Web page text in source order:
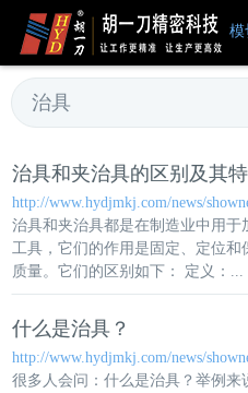
模
治具和夹治具的区别及其
http://www.hydjmkj.com/news/
治具和夹治具都是在制造业中用于
工具，它们的作用是固定、定位
质量。它们的区别如下： 定义：...
什么是治具 ？
http://www.hydjmkj.com/news/
很多人会问：什么是治具 ？举例